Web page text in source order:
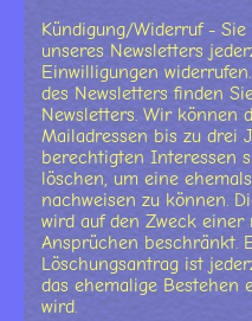
Kündigung/Widerruf -
unseres Newsletters
Einwilligungen
des Newsletters finden
Newsletters. Wir können
Mailadressen bis zu drei
berechtigten Interessen
löschen, um eine
nachweisen zu können.
wird auf den Zweck einer
Ansprüchen beschränkt.
Löschungsantrag ist
das ehemalige Bestehen
wird.